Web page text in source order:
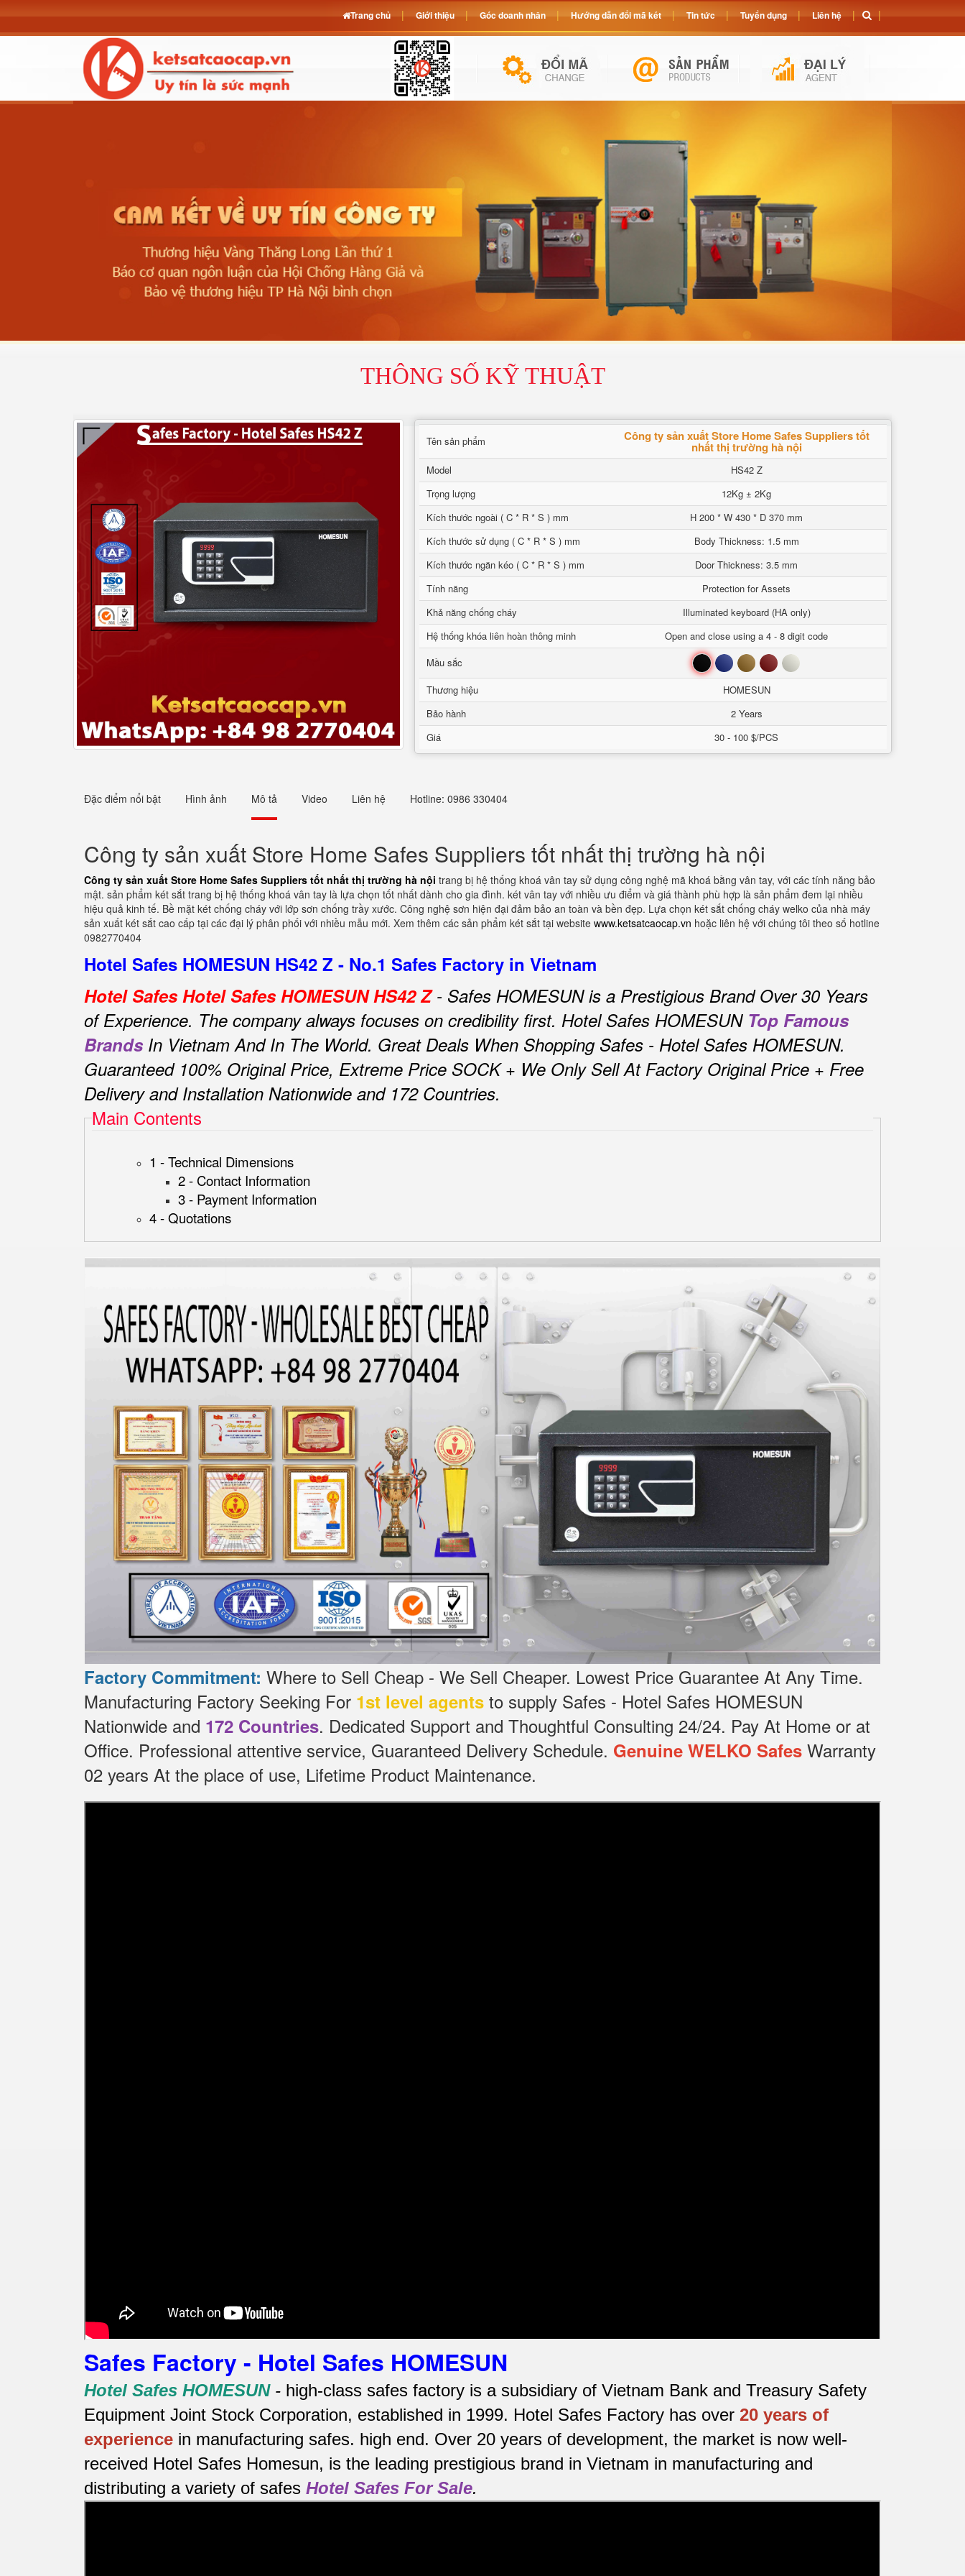
THÔNG SỐ KỸ THUẬT
Tên sản phẩm Công ty sản xuất Store Home Safes Suppliers tốt
nhất thị trường hà nội
Model
HS42 Z
Trọng lượng
12Kg ± 2Kg
Kích thước ngoài ( C * R * S ) mm
H 200 * W 430 * D 370 mm
Kích thước sử dụng ( C * R * S ) mm
Body Thickness: 1.5 mm
Kích thước ngăn kéo ( C * R * S ) mm
Door Thickness: 3.5 mm
Tính năng
Protection for Assets
Khả năng chống cháy
Illuminated keyboard (HA only)
Hệ thống khóa liên hoàn thông minh
Open and close using a 4 - 8 digit code
Mầu sắc
Đen Xanh Nâu Đỏ Trắng
Thương hiệu
HOMESUN
Bảo hành
2 Years
Giá
30 - 100 $/PCS
Đặc điểm nổi bật Hình ảnh Mô tả Video Liên hệ Hotline: 0986 330404
Công ty sản xuất Store Home Safes Suppliers tốt nhất thị trường hà nội
Công ty sản xuất Store Home Safes Suppliers tốt nhất thị trường hà nội trang bị hệ thống khoá vân tay sử dụng công nghệ mã khoá bằng vân tay, với các tính năng bảo
mật. sản phẩm két sắt trang bị hệ thống khoá vân tay là lựa chọn tốt nhất dành cho gia đình. két vân tay với nhiều ưu điểm và giá thành phù hợp là sản phẩm đem lại nhiều
hiệu quả kinh tế. Bề mặt két chống cháy với lớp sơn chống trầy xước. Công nghệ sơn hiện đại đảm bảo an toàn và bền đẹp. Lựa chọn két sắt chống cháy welko của nhà máy
sản xuất két sắt cao cấp tại các đại lý phân phối với nhiều mẫu mới. Xem thêm các sản phẩm két sắt tại website www.ketsatcaocap.vn hoặc liên hệ với chúng tôi theo số hotline
0982770404
Hotel Safes HOMESUN HS42 Z - No.1 Safes Factory in Vietnam
Hotel Safes Hotel Safes HOMESUN HS42 Z- Safes HOMESUN is a Prestigious Brand Over 30 Years
of Experience. The company always focuses on credibility first. Hotel Safes HOMESUN Top Famous
Brands In Vietnam And In The World. Great Deals When Shopping Safes - Hotel Safes HOMESUN.
Guaranteed 100% Original Price, Extreme Price SOCK + We Only Sell At Factory Original Price + Free
Delivery and Installation Nationwide and 172 Countries.
Main Contents
1 - Technical Dimensions
2 - Contact Information
3 - Payment Information
4 - Quotations
Factory Commitment: Where to Sell Cheap - We Sell Cheaper. Lowest Price Guarantee At Any Time.
Manufacturing Factory Seeking For 1st level agents to supply Safes - Hotel Safes HOMESUN
Nationwide and 172 Countries. Dedicated Support and Thoughtful Consulting 24/24. Pay At Home or at
Office. Professional attentive service, Guaranteed Delivery Schedule. Genuine WELKO Safes Warranty
02 years At the place of use, Lifetime Product Maintenance.
Safes Factory - Hotel Safes HOMESUN
Hotel Safes HOMESUN- high-class safes factory is a subsidiary of Vietnam Bank and Treasury Safety
Equipment Joint Stock Corporation, established in 1999. Hotel Safes Factory has over 20 years of
experience in manufacturing safes. high end. Over 20 years of development, the market is now well-
received Hotel Safes Homesun, is the leading prestigious brand in Vietnam in manufacturing and
distributing a variety of safes Hotel Safes For Sale.
Trang chủ Giới thiệu Góc doanh nhân Hướng dẫn đổi mã két Tin tức Tuyển dụng Liên hệ